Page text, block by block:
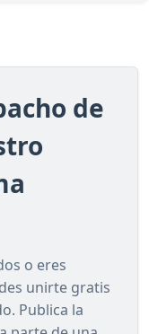
de
o eres
unirte gratis
Publica la